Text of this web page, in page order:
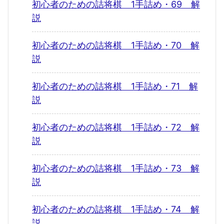
初心者のための詰将棋 1手詰め・69 解
説
初心者のための詰将棋 1手詰め・70 解
説
初心者のための詰将棋 1手詰め・71 解
説
初心者のための詰将棋 1手詰め・72 解
説
初心者のための詰将棋 1手詰め・73 解
説
初心者のための詰将棋 1手詰め・74 解